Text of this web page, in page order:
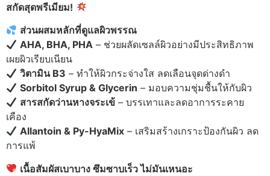
สกัดสุดพรีเมียม!
ส่วนผสมหลักที่ดูแลผิวพรรณ
AHA, BHA, PHA – ช่วยผลัดเซลล์ผิวอย่างมีประสิทธิภาพ
เผยผิวเรียบเนียน
วิตามิน B3 – ทำให้ผิวกระจ่างใส ลดเลือนจุดด่างดำ
Sorbitol Syrup & Glycerin – มอบความชุ่มชื้นให้กับผิว
สารสกัดว่านหางจระเข้ – บรรเทาและลดอาการระคาย
เคือง
Allantoin & Py-HyaMix – เสริมสร้างเกราะป้องกันผิว ลด
การแพ้
เนื้อสัมผัสเบาบาง ซึมซาบเร็ว ไม่มันเหนอะ